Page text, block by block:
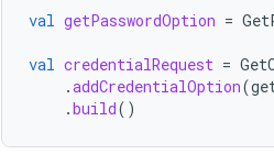
val getPasswordOption =
val credentialRequest =
.addCredentialOption(
.build()